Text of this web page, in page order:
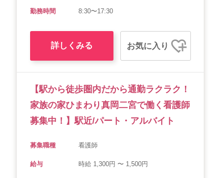
勤務時間 8:30〜17:30
詳しくみる お気に入り
【駅から徒歩圏内だから通勤ラクラク！
家族の家ひまわり真岡二宮で働く看護師
募集中！】駅近/パート・アルバイト
募集職種 看護師
給与 時給 1,300円 〜 1,500円